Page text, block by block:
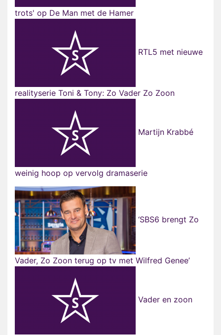
trots' op De Man met de Hamer
RTL5 met nieuwe
realityserie Toni & Tony: Zo Vader Zo Zoon
Martijn Krabbé
weinig hoop op vervolg dramaserie
‘SBS6 brengt Zo
Vader, Zo Zoon terug op tv met Wilfred Genee’
Vader en zoon